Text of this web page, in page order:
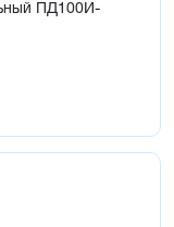
ПД100И-